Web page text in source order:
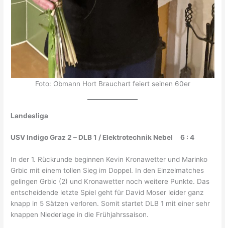
Foto: Obmann Hort Brauchart feiert seinen 60er
Landesliga
USV Indigo Graz 2 – DLB 1 / Elektrotechnik Nebel 6 : 4
In der 1. Rückrunde beginnen Kevin Kronawetter und Marinko
Grbic mit einem tollen Sieg im Doppel. In den Einzelmatches
gelingen Grbic (2) und Kronawetter noch weitere Punkte. Das
entscheidende letzte Spiel geht für David Moser leider ganz
knapp in 5 Sätzen verloren. Somit startet DLB 1 mit einer sehr
knappen Niederlage in die Frühjahrssaison.